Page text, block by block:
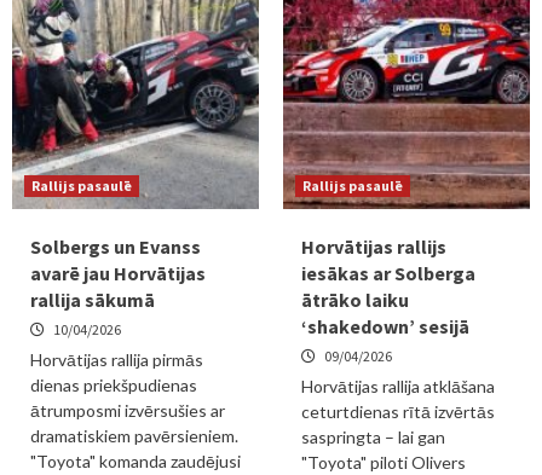
Rallijs pasaulē
Solbergs un Evanss
avarē jau Horvātijas
rallija sākumā
10/04/2026
Horvātijas rallija pirmās
dienas priekšpudienas
ātrumposmi izvērsušies ar
dramatiskiem pavērsieniem.
"Toyota" komanda zaudējusi
Rallijs pasaulē
Horvātijas rallijs
iesākas ar Solberga
ātrāko laiku
‘shakedown’ sesijā
09/04/2026
Horvātijas rallija atklāšana
ceturtdienas rītā izvērtās
saspringta – lai gan
"Toyota" piloti Olivers